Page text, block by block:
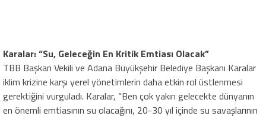
Karalar: “Su, Geleceğin En Kritik Emtiası Olacak”
TBB Başkan Vekili ve Adana Büyükşehir Belediye Başkanı Karalar
iklim krizine karşı yerel yönetimlerin daha etkin rol üstlenmesi
gerektiğini vurguladı. Karalar, “Ben çok yakın gelecekte dünyanın
en önemli emtiasının su olacağını, 20-30 yıl içinde su savaşlarının